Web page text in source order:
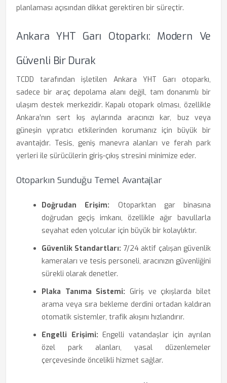
planlaması açısından dikkat gerektiren bir süreçtir.
Ankara YHT Garı Otoparkı: Modern Ve
Güvenli Bir Durak
TCDD tarafından işletilen Ankara YHT Garı otoparkı,
sadece bir araç depolama alanı değil, tam donanımlı bir
ulaşım destek merkezidir. Kapalı otopark olması, özellikle
Ankara’nın sert kış aylarında aracınızı kar, buz veya
güneşin yıpratıcı etkilerinden korumanız için büyük bir
avantajdır. Tesis, geniş manevra alanları ve ferah park
yerleri ile sürücülerin giriş-çıkış stresini minimize eder.
Otoparkın Sunduğu Temel Avantajlar
Doğrudan Erişim: Otoparktan gar binasına
doğrudan geçiş imkanı, özellikle ağır bavullarla
seyahat eden yolcular için büyük bir kolaylıktır.
Güvenlik Standartları: 7/24 aktif çalışan güvenlik
kameraları ve tesis personeli, aracınızın güvenliğini
sürekli olarak denetler.
Plaka Tanıma Sistemi: Giriş ve çıkışlarda bilet
arama veya sıra bekleme derdini ortadan kaldıran
otomatik sistemler, trafik akışını hızlandırır.
Engelli Erişimi: Engelli vatandaşlar için ayrılan
özel park alanları, yasal düzenlemeler
çerçevesinde öncelikli hizmet sağlar.